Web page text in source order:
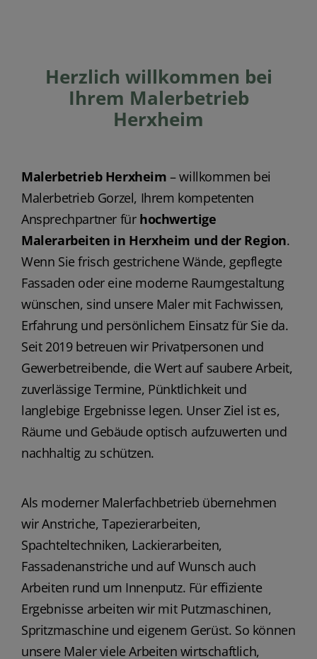
Herzlich willkommen bei
Ihrem Malerbetrieb
Herxheim
Malerbetrieb Herxheim – willkommen bei
Malerbetrieb Gorzel, Ihrem kompetenten
Ansprechpartner für hochwertige
Malerarbeiten in Herxheim und der Region.
Wenn Sie frisch gestrichene Wände, gepflegte
Fassaden oder eine moderne Raumgestaltung
wünschen, sind unsere Maler mit Fachwissen,
Erfahrung und persönlichem Einsatz für Sie da.
Seit 2019 betreuen wir Privatpersonen und
Gewerbetreibende, die Wert auf saubere Arbeit,
zuverlässige Termine, Pünktlichkeit und
langlebige Ergebnisse legen. Unser Ziel ist es,
Räume und Gebäude optisch aufzuwerten und
nachhaltig zu schützen.
Als moderner Malerfachbetrieb übernehmen
wir Anstriche, Tapezierarbeiten,
Spachteltechniken, Lackierarbeiten,
Fassadenanstriche und auf Wunsch auch
Arbeiten rund um Innenputz. Für effiziente
Ergebnisse arbeiten wir mit Putzmaschinen,
Spritzmaschine und eigenem Gerüst. So können
unsere Maler viele Arbeiten wirtschaftlich,